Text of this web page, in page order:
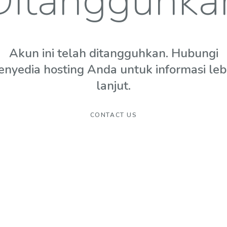
Akun ini telah ditangguhkan. Hubungi
hosting Anda untuk informasi
lanjut.
CONTACT US